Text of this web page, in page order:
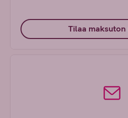
Tilaa